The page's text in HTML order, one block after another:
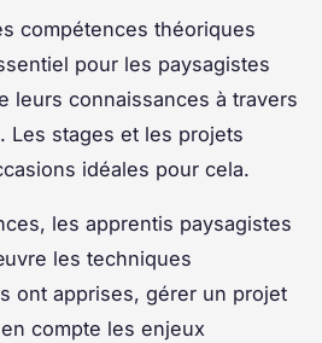
compétences théoriques
pour les paysagistes
leurs connaissances à travers
Les stages et les projets
idéales pour cela.
les apprentis paysagistes
les techniques
ont apprises, gérer un projet
compte les enjeux